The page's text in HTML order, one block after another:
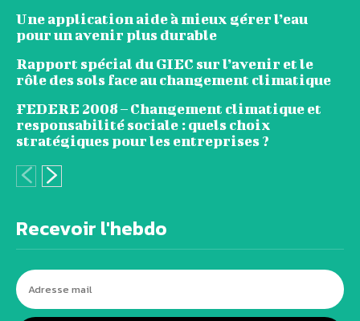
Une application aide à mieux gérer l’eau
pour un avenir plus durable
Rapport spécial du GIEC sur l’avenir et le
rôle des sols face au changement climatique
FEDERE 2008 – Changement climatique et
responsabilité sociale : quels choix
stratégiques pour les entreprises ?
Recevoir l'hebdo